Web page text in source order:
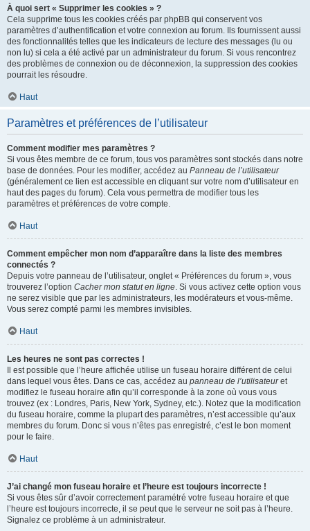
À quoi sert « Supprimer les cookies » ?
Cela supprime tous les cookies créés par phpBB qui conservent vos
paramètres d’authentification et votre connexion au forum. Ils fournissent aussi
des fonctionnalités telles que les indicateurs de lecture des messages (lu ou
non lu) si cela a été activé par un administrateur du forum. Si vous rencontrez
des problèmes de connexion ou de déconnexion, la suppression des cookies
pourrait les résoudre.
Haut
Paramètres et préférences de l’utilisateur
Comment modifier mes paramètres ?
Si vous êtes membre de ce forum, tous vos paramètres sont stockés dans notre
base de données. Pour les modifier, accédez au Panneau de l’utilisateur
(généralement ce lien est accessible en cliquant sur votre nom d’utilisateur en
haut des pages du forum). Cela vous permettra de modifier tous les
paramètres et préférences de votre compte.
Haut
Comment empêcher mon nom d’apparaître dans la liste des membres
connectés ?
Depuis votre panneau de l’utilisateur, onglet « Préférences du forum », vous
trouverez l’option Cacher mon statut en ligne. Si vous activez cette option vous
ne serez visible que par les administrateurs, les modérateurs et vous-même.
Vous serez compté parmi les membres invisibles.
Haut
Les heures ne sont pas correctes !
Il est possible que l’heure affichée utilise un fuseau horaire différent de celui
dans lequel vous êtes. Dans ce cas, accédez au panneau de l’utilisateuret
modifiez le fuseau horaire afin qu’il corresponde à la zone où vous vous
trouvez (ex : Londres, Paris, New York, Sydney, etc.). Notez que la modification
du fuseau horaire, comme la plupart des paramètres, n’est accessible qu’aux
membres du forum. Donc si vous n’êtes pas enregistré, c’est le bon moment
pour le faire.
Haut
J’ai changé mon fuseau horaire et l’heure est toujours incorrecte !
Si vous êtes sûr d’avoir correctement paramétré votre fuseau horaire et que
l’heure est toujours incorrecte, il se peut que le serveur ne soit pas à l’heure.
Signalez ce problème à un administrateur.